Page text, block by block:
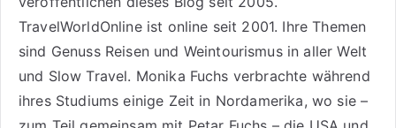
TravelWorldOnline ist online seit 2001. Ihre Themen
sind Genuss Reisenund Weintourismusin aller Welt
und Slow Travel. Monika Fuchs verbrachte während
ihres Studiums einige Zeit in Nordamerika, wo sie –